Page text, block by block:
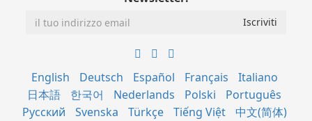
English Deutsch Español Français
Italiano
日本語
한국어 Nederlands Polski
Português
Русский
Svenska Türkçe Tiếng Việt
中文(简体)